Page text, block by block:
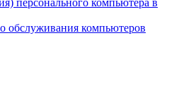
персонального компьютера в
обслуживания компьютеров